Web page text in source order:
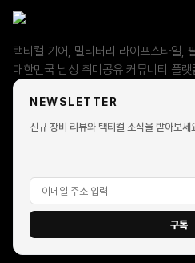
택티컬 기어, 밀리터리 라이프스타일,
대한민국 남성 취미공유 커뮤니티 플랫
NEWSLETTER
신규 장비 리뷰와 택티컬 소식을 받아보세
구독